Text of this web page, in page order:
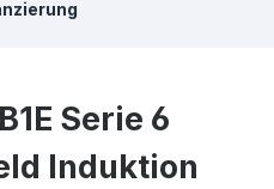
Serie 6
Induktion